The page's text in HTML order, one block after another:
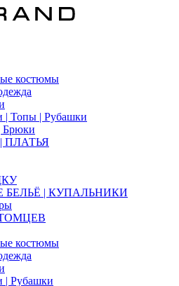
костюмы
| Топы | Рубашки
Брюки
ПЛАТЬЯ
БЕЛЬЁ | КУПАЛЬНИКИ
костюмы
| Рубашки